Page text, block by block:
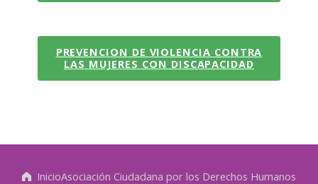
PREVENCION DE VIOLENCIA CONTRA
LAS MUJERES CON DISCAPACIDAD
Volver a la navegación principal
InicioAsociación Ciudadana por los Derechos Humanos